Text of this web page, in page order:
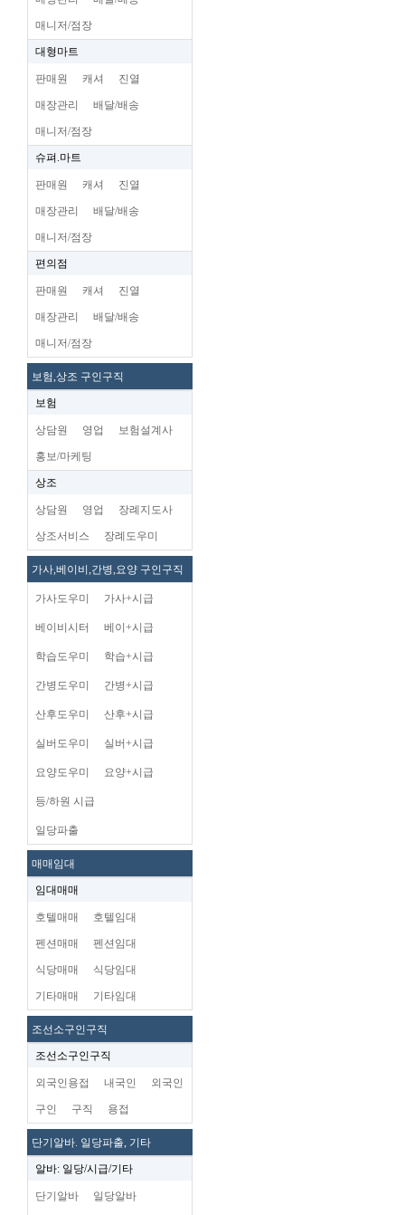
매니저/점장
대형마트
판매원 캐셔 진열
매장관리 배달/배송
매니저/점장
슈펴.마트
판매원 캐셔 진열
매장관리 배달/배송
매니저/점장
편의점
판매원 캐셔 진열
매장관리 배달/배송
매니저/점장
보험,상조 구인구직
보험
상담원 영업 보험설계사
홍보/마케팅
상조
상담원 영업 장례지도사
상조서비스 장례도우미
가사,베이비,간병,요양 구인구직
가사도우미 가사+시급
베이비시터 베이+시급
학습도우미 학습+시급
간병도우미 간병+시급
산후도우미 산후+시급
실버도우미 실버+시급
요양도우미 요양+시급
등/하원 시급
일당파출
매매임대
임대매매
호텔매매 호텔임대
펜션매매 펜션임대
식당매매 식당임대
기타매매 기타임대
조선소구인구직
조선소구인구직
외국인용접 내국인 외국인
구인 구직 용접
단기알바. 일당파출, 기타
알바: 일당/시급/기타
단기알바 일당알바